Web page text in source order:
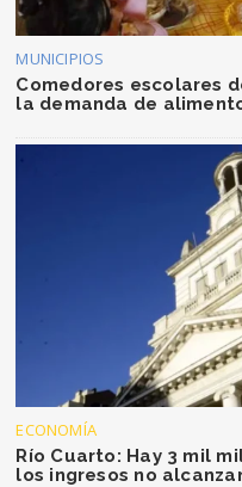
MUNICIPIOS
Comedores escolares
la demanda de
ECONOMÍA
Río Cuarto: Hay 3 mil
los ingresos no